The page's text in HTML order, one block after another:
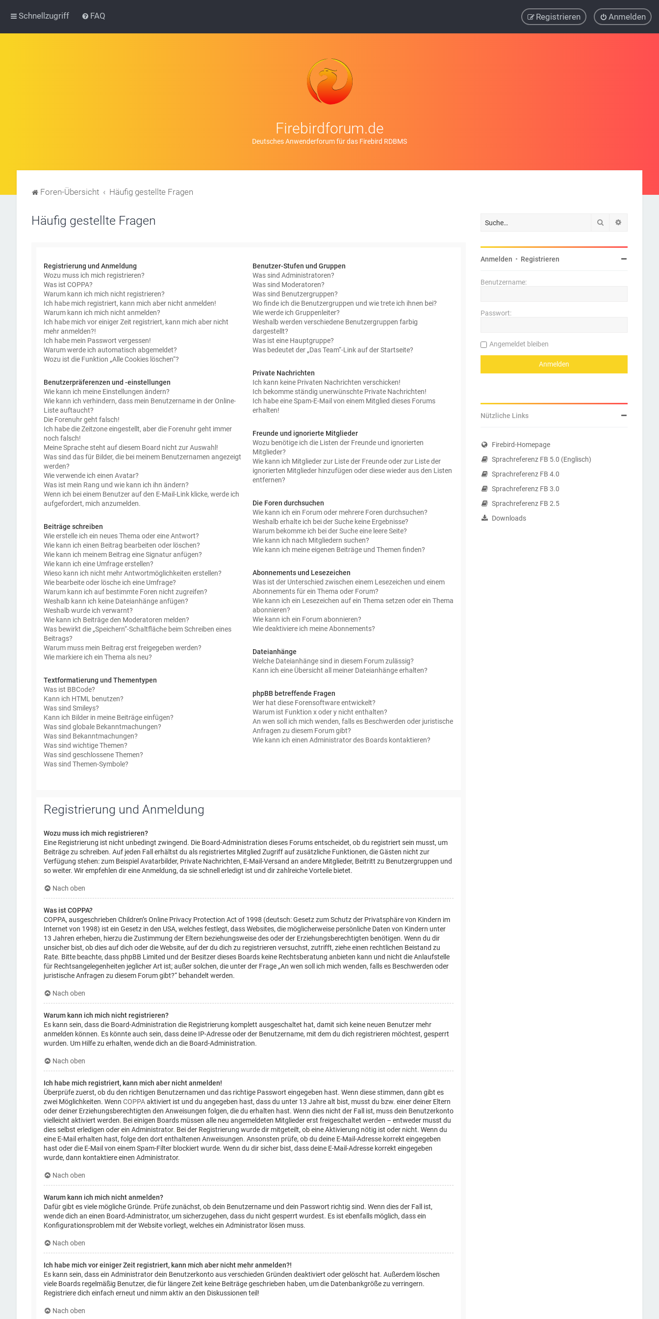
Schnellzugriff FAQ Anmelden
Registrieren
Firebirdforum.de
Deutsches Anwenderforum für das Firebird RDBMS
Foren-Übersicht Häufig gestellte Fragen
Häufig gestellte Fragen
Registrierung und Anmeldung
Wozu muss ich mich registrieren?
Was ist COPPA?
Warum kann ich mich nicht registrieren?
Ich habe mich registriert, kann mich aber nicht anmelden!
Warum kann ich mich nicht anmelden?
Ich habe mich vor einiger Zeit registriert, kann mich aber nicht
mehr anmelden?!
Ich habe mein Passwort vergessen!
Warum werde ich automatisch abgemeldet?
Wozu ist die Funktion „Alle Cookies löschen“?
Benutzerpräferenzen und -einstellungen
Wie kann ich meine Einstellungen ändern?
Wie kann ich verhindern, dass mein Benutzername in der Online-
Liste auftaucht?
Die Forenuhr geht falsch!
Ich habe die Zeitzone eingestellt, aber die Forenuhr geht immer
noch falsch!
Meine Sprache steht auf diesem Board nicht zur Auswahl!
Was sind das für Bilder, die bei meinem Benutzernamen angezeigt
werden?
Wie verwende ich einen Avatar?
Was ist mein Rang und wie kann ich ihn ändern?
Wenn ich bei einem Benutzer auf den E-Mail-Link klicke, werde ich
aufgefordert, mich anzumelden.
Beiträge schreiben
Wie erstelle ich ein neues Thema oder eine Antwort?
Wie kann ich einen Beitrag bearbeiten oder löschen?
Wie kann ich meinem Beitrag eine Signatur anfügen?
Wie kann ich eine Umfrage erstellen?
Wieso kann ich nicht mehr Antwortmöglichkeiten erstellen?
Wie bearbeite oder lösche ich eine Umfrage?
Warum kann ich auf bestimmte Foren nicht zugreifen?
Weshalb kann ich keine Dateianhänge anfügen?
Weshalb wurde ich verwarnt?
Wie kann ich Beiträge den Moderatoren melden?
Was bewirkt die „Speichern“-Schaltfläche beim Schreiben eines
Beitrags?
Warum muss mein Beitrag erst freigegeben werden?
Wie markiere ich ein Thema als neu?
Textformatierung und Thementypen
Was ist BBCode?
Kann ich HTML benutzen?
Was sind Smileys?
Kann ich Bilder in meine Beiträge einfügen?
Was sind globale Bekanntmachungen?
Was sind Bekanntmachungen?
Was sind wichtige Themen?
Was sind geschlossene Themen?
Was sind Themen-Symbole?
Benutzer-Stufen und Gruppen
Was sind Administratoren?
Was sind Moderatoren?
Was sind Benutzergruppen?
Wo finde ich die Benutzergruppen und wie trete ich ihnen bei?
Wie werde ich Gruppenleiter?
Weshalb werden verschiedene Benutzergruppen farbig
dargestellt?
Was ist eine Hauptgruppe?
Was bedeutet der „Das Team“-Link auf der Startseite?
Private Nachrichten
Ich kann keine Privaten Nachrichten verschicken!
Ich bekomme ständig unerwünschte Private Nachrichten!
Ich habe eine Spam-E-Mail von einem Mitglied dieses Forums
erhalten!
Freunde und ignorierte Mitglieder
Wozu benötige ich die Listen der Freunde und ignorierten
Mitglieder?
Wie kann ich Mitglieder zur Liste der Freunde oder zur Liste der
ignorierten Mitglieder hinzufügen oder diese wieder aus den Listen
entfernen?
Die Foren durchsuchen
Wie kann ich ein Forum oder mehrere Foren durchsuchen?
Weshalb erhalte ich bei der Suche keine Ergebnisse?
Warum bekomme ich bei der Suche eine leere Seite?
Wie kann ich nach Mitgliedern suchen?
Wie kann ich meine eigenen Beiträge und Themen finden?
Abonnements und Lesezeichen
Was ist der Unterschied zwischen einem Lesezeichen und einem
Abonnements für ein Thema oder Forum?
Wie kann ich ein Lesezeichen auf ein Thema setzen oder ein Thema
abonnieren?
Wie kann ich ein Forum abonnieren?
Wie deaktiviere ich meine Abonnements?
Dateianhänge
Welche Dateianhänge sind in diesem Forum zulässig?
Kann ich eine Übersicht all meiner Dateianhänge erhalten?
phpBB betreffende Fragen
Wer hat diese Forensoftware entwickelt?
Warum ist Funktion x oder y nicht enthalten?
An wen soll ich mich wenden, falls es Beschwerden oder juristische
Anfragen zu diesem Forum gibt?
Wie kann ich einen Administrator des Boards kontaktieren?
Registrierung und Anmeldung
Wozu muss ich mich registrieren?
Eine Registrierung ist nicht unbedingt zwingend. Die Board-Administration dieses Forums entscheidet, ob du registriert sein musst, um
Beiträge zu schreiben. Auf jeden Fall erhältst du als registriertes Mitglied Zugriff auf zusätzliche Funktionen, die Gästen nicht zur
Verfügung stehen: zum Beispiel Avatarbilder, Private Nachrichten, E-Mail-Versand an andere Mitglieder, Beitritt zu Benutzergruppen und
so weiter. Wir empfehlen dir eine Anmeldung, da sie schnell erledigt ist und dir zahlreiche Vorteile bietet.
Nach oben
Was ist COPPA?
COPPA, ausgeschrieben Children’s Online Privacy Protection Act of 1998 (deutsch: Gesetz zum Schutz der Privatsphäre von Kindern im
Internet von 1998) ist ein Gesetz in den USA, welches festlegt, dass Websites, die möglicherweise persönliche Daten von Kindern unter
13 Jahren erheben, hierzu die Zustimmung der Eltern beziehungsweise des oder der Erziehungsberechtigten benötigen. Wenn du dir
unsicher bist, ob dies auf dich oder die Website, auf der du dich zu registrieren versuchst, zutrifft, ziehe einen rechtlichen Beistand zu
Rate. Bitte beachte, dass phpBB Limited und der Besitzer dieses Boards keine Rechtsberatung anbieten kann und nicht die Anlaufstelle
für Rechtsangelegenheiten jeglicher Art ist; außer solchen, die unter der Frage „An wen soll ich mich wenden, falls es Beschwerden oder
juristische Anfragen zu diesem Forum gibt?“ behandelt werden.
Nach oben
Warum kann ich mich nicht registrieren?
Es kann sein, dass die Board-Administration die Registrierung komplett ausgeschaltet hat, damit sich keine neuen Benutzer mehr
anmelden können. Es könnte auch sein, dass deine IP-Adresse oder der Benutzername, mit dem du dich registrieren möchtest, gesperrt
wurden. Um Hilfe zu erhalten, wende dich an die Board-Administration.
Nach oben
Ich habe mich registriert, kann mich aber nicht anmelden!
Überprüfe zuerst, ob du den richtigen Benutzernamen und das richtige Passwort eingegeben hast. Wenn diese stimmen, dann gibt es
zwei Möglichkeiten. Wenn COPPAaktiviert ist und du angegeben hast, dass du unter 13 Jahre alt bist, musst du bzw. einer deiner Eltern
oder deiner Erziehungsberechtigten den Anweisungen folgen, die du erhalten hast. Wenn dies nicht der Fall ist, muss dein Benutzerkonto
vielleicht aktiviert werden. Bei einigen Boards müssen alle neu angemeldeten Mitglieder erst freigeschaltet werden – entweder musst du
dies selbst erledigen oder ein Administrator. Bei der Registrierung wurde dir mitgeteilt, ob eine Aktivierung nötig ist oder nicht. Wenn du
eine E-Mail erhalten hast, folge den dort enthaltenen Anweisungen. Ansonsten prüfe, ob du deine E-Mail-Adresse korrekt eingegeben
hast oder die E-Mail von einem Spam-Filter blockiert wurde. Wenn du dir sicher bist, dass deine E-Mail-Adresse korrekt eingegeben
wurde, dann kontaktiere einen Administrator.
Nach oben
Warum kann ich mich nicht anmelden?
Dafür gibt es viele mögliche Gründe. Prüfe zunächst, ob dein Benutzername und dein Passwort richtig sind. Wenn dies der Fall ist,
wende dich an einen Board-Administrator, um sicherzugehen, dass du nicht gesperrt wurdest. Es ist ebenfalls möglich, dass ein
Konfigurationsproblem mit der Website vorliegt, welches ein Administrator lösen muss.
Nach oben
Ich habe mich vor einiger Zeit registriert, kann mich aber nicht mehr anmelden?!
Es kann sein, dass ein Administrator dein Benutzerkonto aus verschieden Gründen deaktiviert oder gelöscht hat. Außerdem löschen
viele Boards regelmäßig Benutzer, die für längere Zeit keine Beiträge geschrieben haben, um die Datenbankgröße zu verringern.
Registriere dich einfach erneut und nimm aktiv an den Diskussionen teil!
Nach oben
Suche
Anmelden • Registrieren
Benutzername:
Passwort:
Angemeldet bleiben
Nützliche Links
Firebird-Homepage
Sprachreferenz FB 5.0 (Englisch)
Sprachreferenz FB 4.0
Sprachreferenz FB 3.0
Sprachreferenz FB 2.5
Downloads